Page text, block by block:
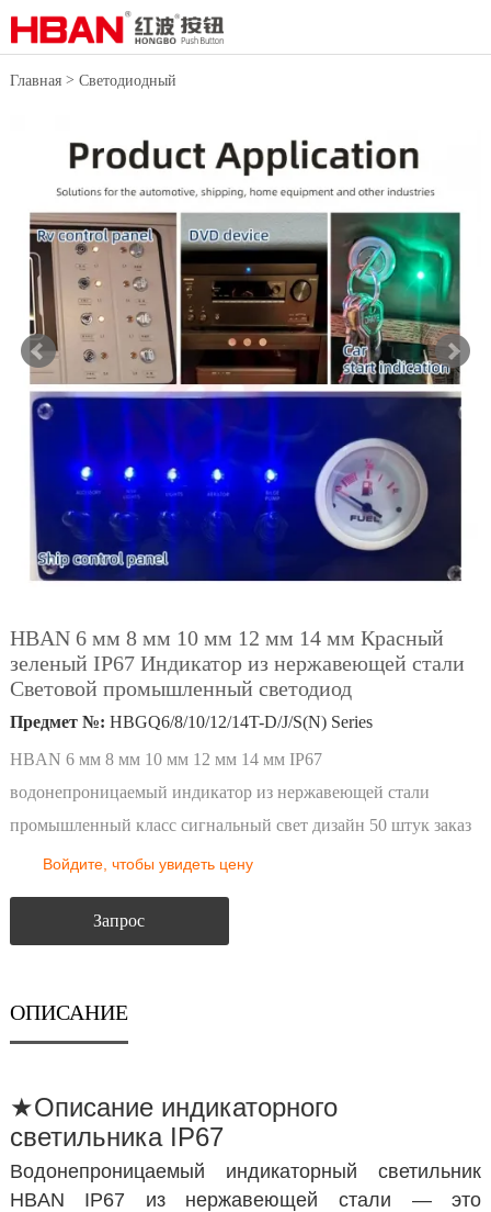
Главная> Светодиодный
HBAN 6 мм 8 мм 10 мм 12 мм 14 мм Красный
зеленый IP67 Индикатор из нержавеющей стали
Световой промышленный светодиод
Предмет №: HBGQ6/8/10/12/14T-D/J/S(N) Series
HBAN 6 мм 8 мм 10 мм 12 мм 14 мм IP67
водонепроницаемый индикатор из нержавеющей стали
промышленный класс сигнальный свет дизайн 50 штук заказ
Войдите, чтобы увидеть цену
Запрос
ОПИСАНИЕ
★Описание индикаторного
светильника IP67
Водонепроницаемый индикаторный светильник
HBAN IP67 из нержавеющей стали — это